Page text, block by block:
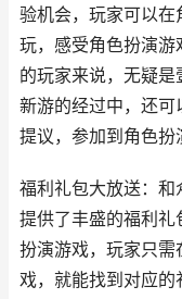
验机会，玩家可以
玩，感受角色扮演
的玩家来说，无疑
新游的经过中，还
提议，参加到角色扮
福利礼包大放送：
提供了丰盛的福利
扮演游戏，玩家只
戏，就能找到对应